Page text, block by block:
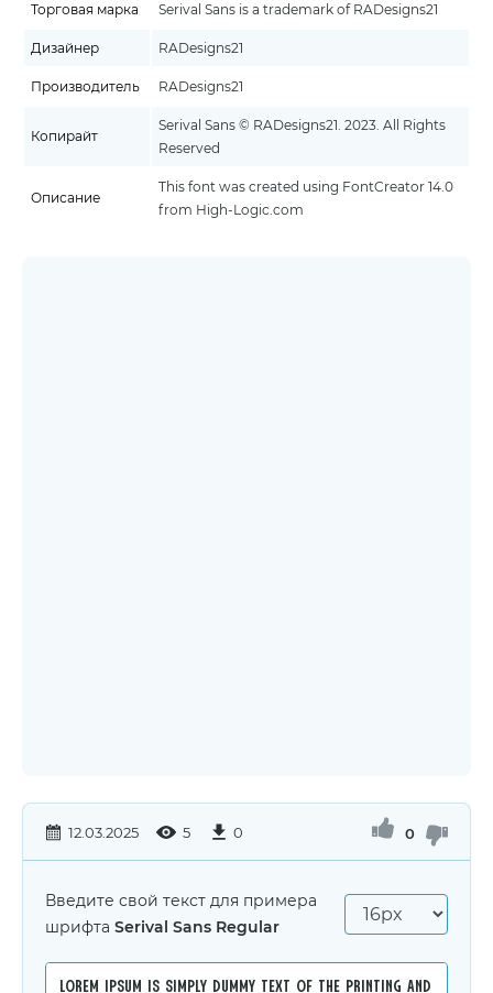
Торговая марка Serival Sans is a trademark of RADesigns21
Дизайнер RADesigns21
Производитель RADesigns21
Копирайт
Serival Sans © RADesigns21. 2023. All Rights
Reserved
Описание
This font was created using FontCreator 14.0
from High-Logic.com
12.03.2025 5 0 0
Введите свой текст для примера
шрифта Serival Sans Regular